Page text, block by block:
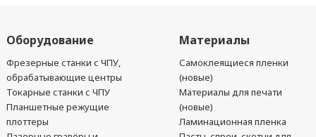
Оборудование
Фрезерные станки с ЧПУ,
обрабатывающие центры
Токарные станки с ЧПУ
Планшетные режущие
плоттеры
Материалы
Самоклеящиеся пленки
(новые)
Материалы для печати
(новые)
Ламинационная пленка